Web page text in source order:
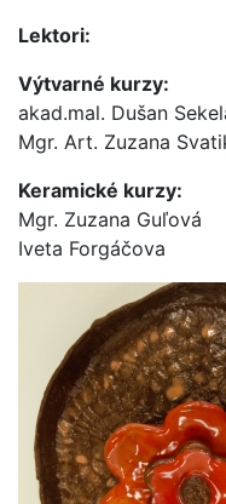
Lektori:
Výtvarné kurzy:
akad.mal. Dušan
Mgr. Art. Zuzana
Keramické kurzy:
Mgr. Zuzana Guľová
Iveta Forgáčova